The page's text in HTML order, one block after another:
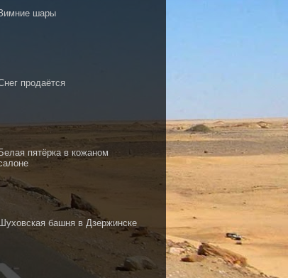
шары
продаётся
Белая пятёрка в кожаном
башня в Дзержинске